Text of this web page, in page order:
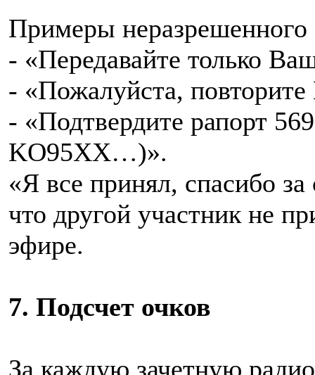
Примеры неразрешенного
- «Передавайте только
- «Пожалуйста,
- «Подтвердите рапорт
KO95XX…)».
«Я все принял, спасибо
что другой участник не
эфире.
7. Подсчет очков
За каждую зачетную